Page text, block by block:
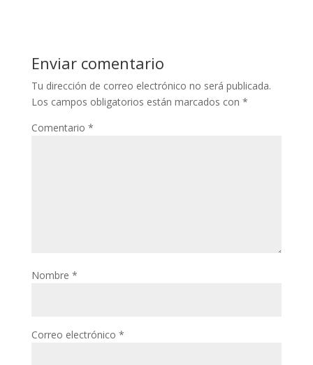
Enviar comentario
Tu dirección de correo electrónico no será publicada.
Los campos obligatorios están marcados con *
Comentario *
Nombre *
Correo electrónico *